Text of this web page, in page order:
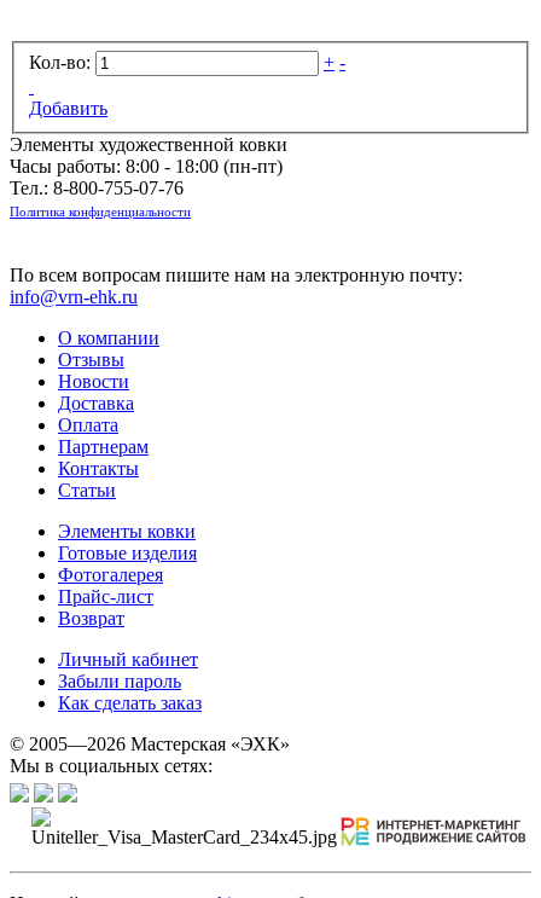
Кол-во: + -
Добавить
Элементы художественной ковки
Часы работы: 8:00 - 18:00 (пн-пт)
Тел.: 8-800-755-07-76
Политика конфиденциальности
По всем вопросам пишите нам на электронную почту:
info@vrn-ehk.ru
О компании
Отзывы
Новости
Доставка
Оплата
Партнерам
Контакты
Статьи
Элементы ковки
Готовые изделия
Фотогалерея
Прайс-лист
Возврат
Личный кабинет
Забыли пароль
Как сделать заказ
© 2005—2026 Мастерская «ЭХК»
Мы в социальных сетях: